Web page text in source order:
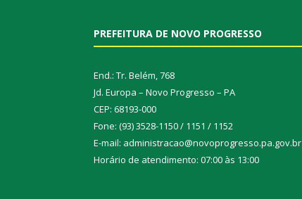
PREFEITURA DE NOVO PROGRESSO
End.: Tr. Belém, 768
Jd. Europa – Novo Progresso – PA
CEP: 68193-000
Fone: (93) 3528-1150 / 1151 / 1152
E-mail: administracao@novoprogresso.pa.gov.br
Horário de atendimento: 07:00 às 13:00